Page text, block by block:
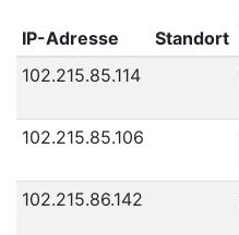
IP-Adresse Standort
102.215.85.114
102.215.85.106
102.215.86.142